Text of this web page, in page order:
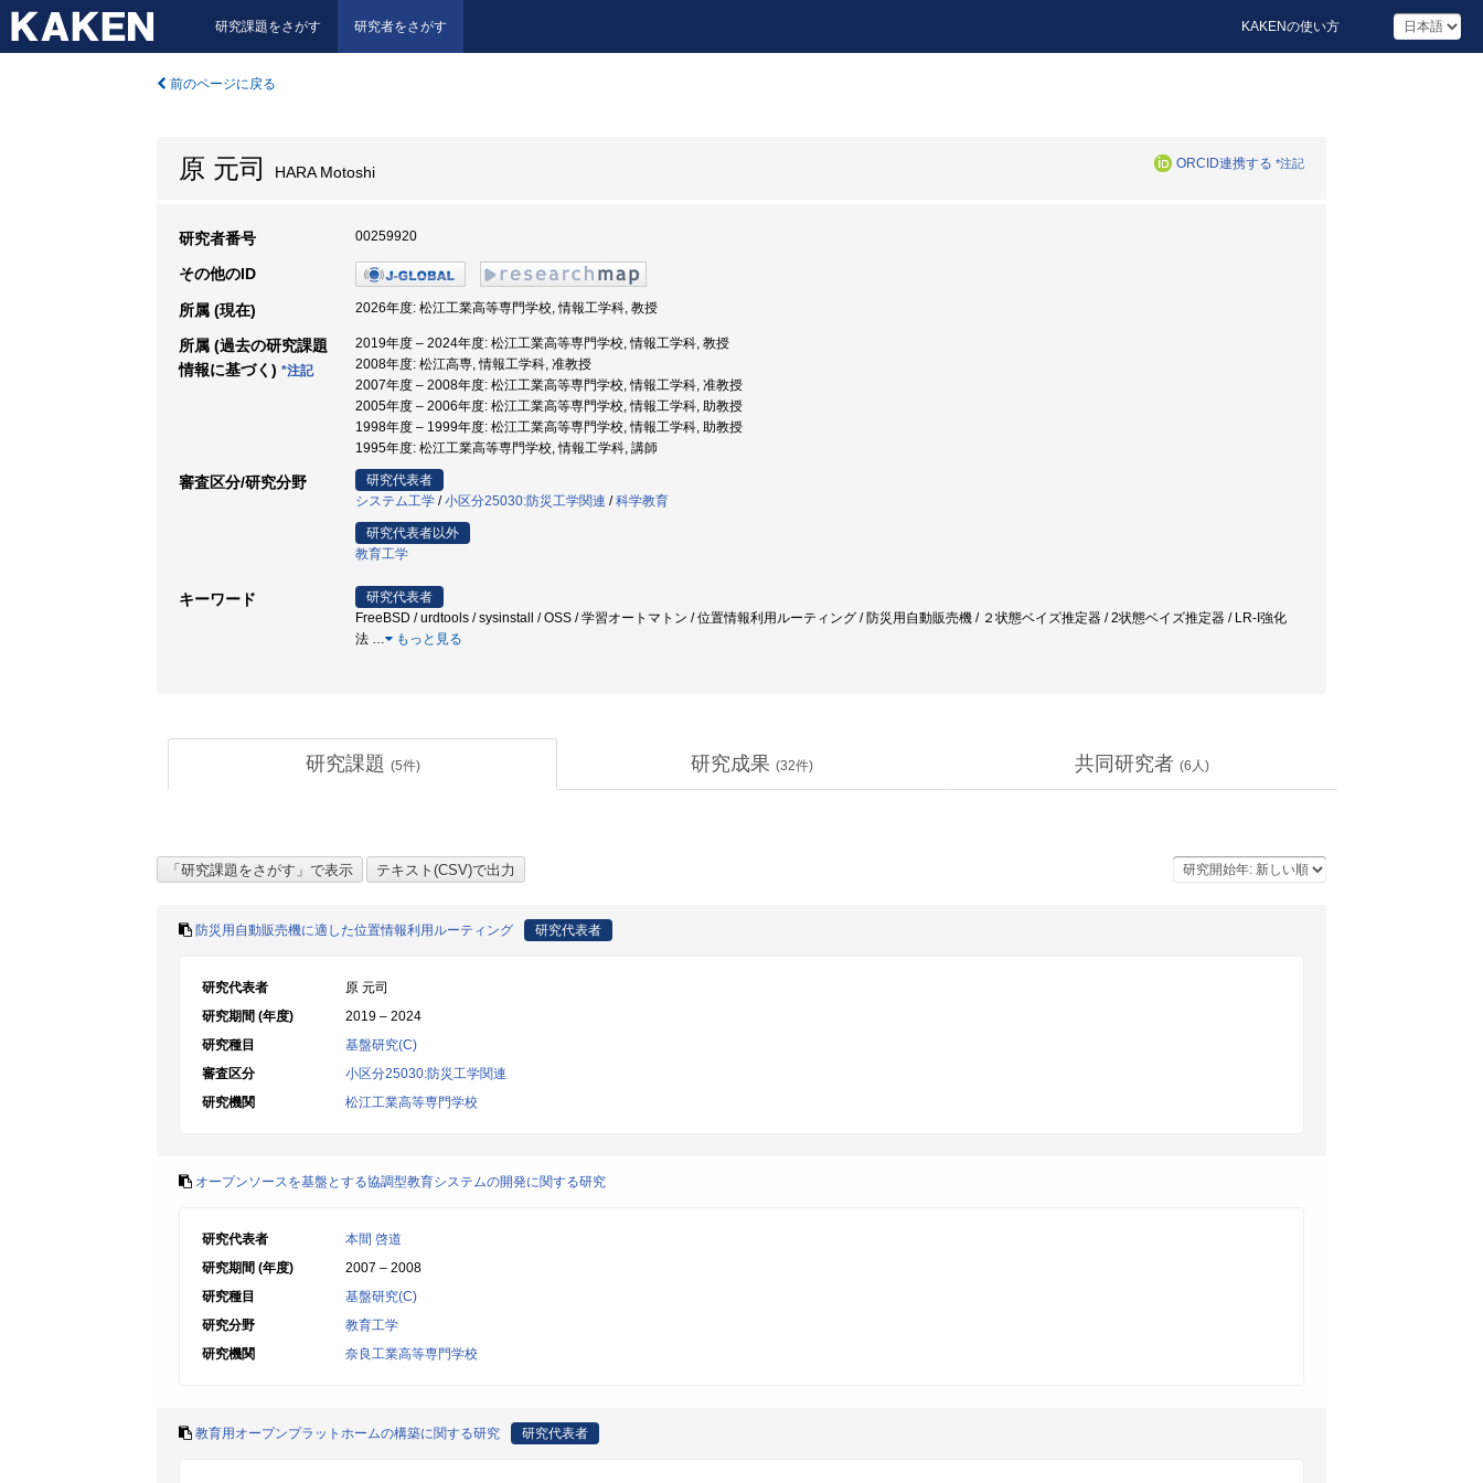
研究課題をさがす 研究者をさがす KAKENの使い方
前のページに戻る
原 元司 HARA Motoshi ORCID連携する *注記
研究者番号 00259920
その他のID
所属 (現在) 2026年度: 松江工業高等専門学校, 情報工学科, 教授
所属 (過去の研究課題
情報に基づく) *注記
2019年度 – 2024年度: 松江工業高等専門学校, 情報工学科, 教授
2008年度: 松江高専, 情報工学科, 准教授
2007年度 – 2008年度: 松江工業高等専門学校, 情報工学科, 准教授
2005年度 – 2006年度: 松江工業高等専門学校, 情報工学科, 助教授
1998年度 – 1999年度: 松江工業高等専門学校, 情報工学科, 助教授
1995年度: 松江工業高等専門学校, 情報工学科, 講師
審査区分/研究分野
研究代表者
システム工学 /小区分25030:防災工学関連 /科学教育
研究代表者以外
教育工学
キーワード
研究代表者
FreeBSD / urdtools / sysinstall / OSS / 学習オートマトン / 位置情報利用ルーティング / 防災用自動販売機 / ２状態ベイズ推定器 / 2状態ベイズ推定器 / LR-I強化
法 … もっと見る
研究課題 (5件) 研究成果 (32件) 共同研究者 (6 人)
防災用自動販売機に適した位置情報利用ルーティング 研究代表者
研究代表者
原 元司
研究期間 (年度)
2019 – 2024
研究種目
基盤研究(C)
審査区分
小区分25030:防災工学関連
研究機関
松江工業高等専門学校
オープンソースを基盤とする協調型教育システムの開発に関する研究
研究代表者
本間 啓道
研究期間 (年度)
2007 – 2008
研究種目
基盤研究(C)
研究分野
教育工学
研究機関
奈良工業高等専門学校
教育用オープンプラットホームの構築に関する研究 研究代表者